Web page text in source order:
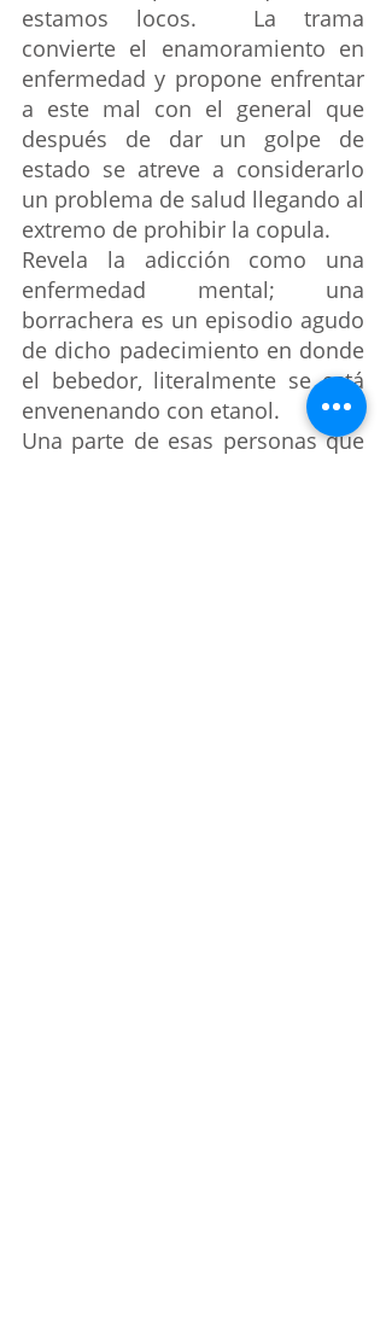
estamos locos.  La trama
convierte el enamoramiento en
enfermedad y propone enfrentar
a este mal con el general que
después de dar un golpe de
estado se atreve a considerarlo
un problema de salud llegando al
extremo de prohibir la copula.
Revela la adicción como una
enfermedad mental; una
borrachera es un episodio agudo
de dicho padecimiento en donde
el bebedor, literalmente se está
envenenando con etanol.
Una parte de esas personas que